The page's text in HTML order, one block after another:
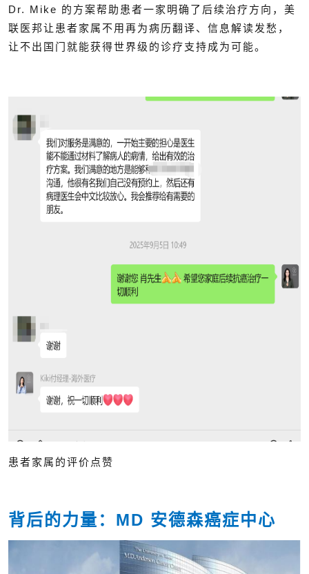
Dr. Mike 的方案帮助患者一家明确了后续治疗方向，美
联医邦让患者家属不用再为病历翻译、信息解读发愁，
让不出国门就能获得世界级的诊疗支持成为可能。
患者家属的评价点赞
背后的力量：MD 安德森癌症中心